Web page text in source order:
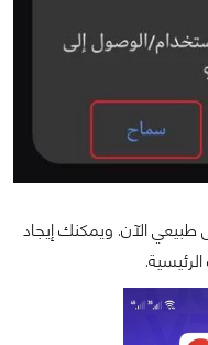
الآن. ويمكنك إيجاد